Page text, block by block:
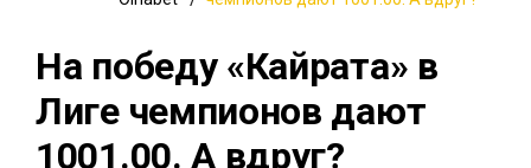
На победу «Кайрата» в
Лиге чемпионов дают
1001.00. А вдруг?